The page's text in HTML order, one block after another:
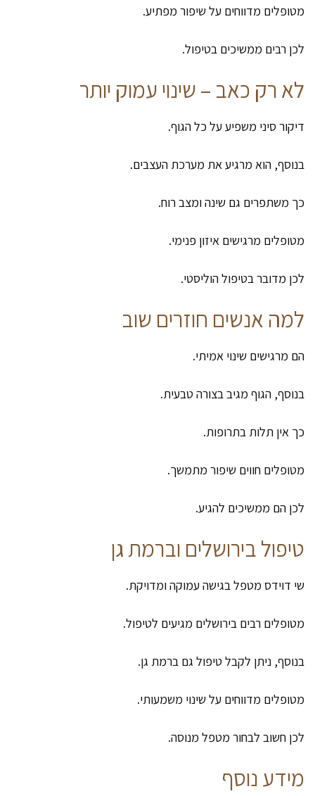
מטופלים מדווחים על שיפור מפתיע.
לכן רבים ממשיכים בטיפול.
לא רק כאב – שינוי עמוק יותר
דיקור סיני משפיע על כל הגוף.
בנוסף, הוא מרגיע את מערכת העצבים.
כך משתפרים גם שינה ומצב רוח.
מטופלים מרגישים איזון פנימי.
לכן מדובר בטיפול הוליסטי.
למה אנשים חוזרים שוב
הם מרגישים שינוי אמיתי.
בנוסף, הגוף מגיב בצורה טבעית.
כך אין תלות בתרופות.
מטופלים חווים שיפור מתמשך.
לכן הם ממשיכים להגיע.
טיפול בירושלים וברמת גן
שי דוידס מטפל בגישה עמוקה ומדויקת.
מטופלים רבים בירושלים מגיעים לטיפול.
בנוסף, ניתן לקבל טיפול גם ברמת גן.
מטופלים מדווחים על שינוי משמעותי.
לכן חשוב לבחור מטפל מנוסה.
מידע נוסף